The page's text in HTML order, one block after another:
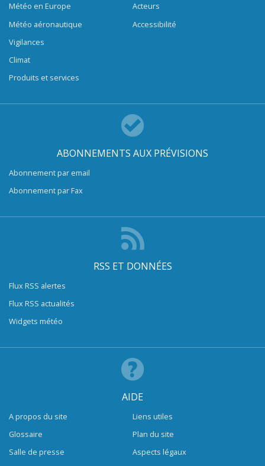
Météo en Europe
Météo aéronautique
Vigilances
Climat
Produits et services
Acteurs
Accessibilité
ABONNEMENTS AUX PRÉVISIONS
Abonnement par email
Abonnement par Fax
RSS ET DONNÉES
Flux RSS alertes
Flux RSS actualités
Widgets météo
AIDE
A propos du site
Glossaire
Salle de presse
Liens utiles
Plan du site
Aspects légaux